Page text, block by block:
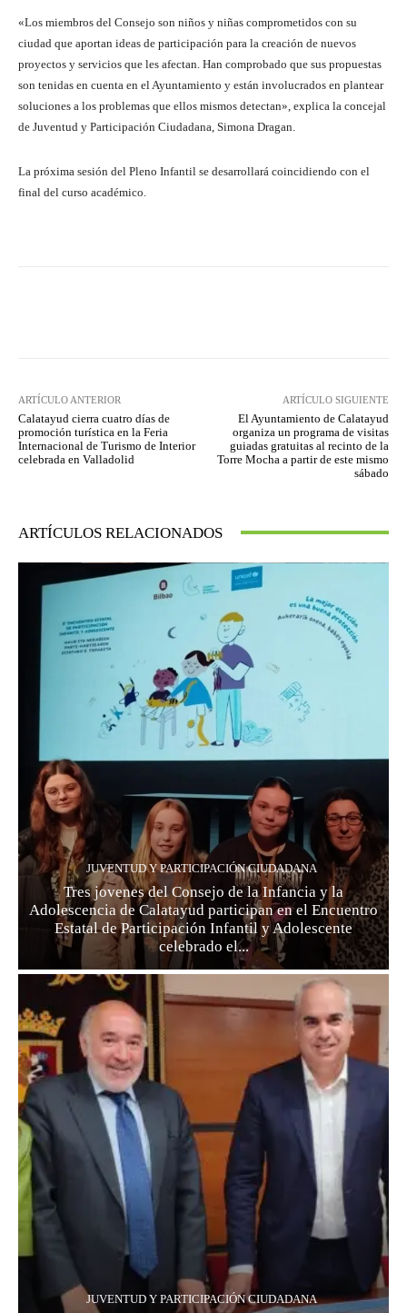
«Los miembros del Consejo son niños y niñas comprometidos con su
ciudad que aportan ideas de participación para la creación de nuevos
proyectos y servicios que les afectan. Han comprobado que sus propuestas
son tenidas en cuenta en el Ayuntamiento y están involucrados en plantear
soluciones a los problemas que ellos mismos detectan», explica la concejal
de Juventud y Participación Ciudadana, Simona Dragan.
La próxima sesión del Pleno Infantil se desarrollará coincidiendo con el
final del curso académico.
ARTÍCULO ANTERIOR
Calatayud cierra cuatro días de
promoción turística en la Feria
Internacional de Turismo de Interior
celebrada en Valladolid
ARTÍCULO SIGUIENTE
El Ayuntamiento de Calatayud
organiza un programa de visitas
guiadas gratuitas al recinto de la
Torre Mocha a partir de este mismo
sábado
ARTÍCULOS RELACIONADOS
JUVENTUD Y PARTICIPACIÓN CIUDADANA
Tres jovenes del Consejo de la Infancia y la
Adolescencia de Calatayud participan en el Encuentro
Estatal de Participación Infantil y Adolescente
celebrado el...
JUVENTUD Y PARTICIPACIÓN CIUDADANA